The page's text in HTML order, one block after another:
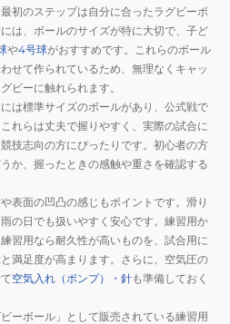
初のステップは自分に合ったラグビーボ
は、ボールのサイズが特に大切で、子ど
や4号球がおすすめです。これらのボール
せて作られているため、無理なくキャッ
ビーに触れられます。
は標準サイズのボールがあり、公式戦で
れらは丈夫で握りやすく、実際の試合に
技志向の方にぴったりです。初心者の方
か、握ったときの感触や重さを確認する
表面の凹凸の感じもポイントです。滑り
の日でも扱いやすく安心です。練習用か
習用なら耐久性が高いものを、試合用に
満足度が高まります。さらに、空気圧の
空気入れ（ポンプ）・針も準備しておく
ーボール」として販売されている練習用